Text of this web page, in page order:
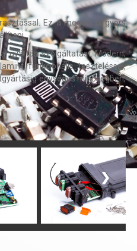
Ez a megoldás gyors
gyártási szolgáltatást. Modern,
funkcionális teszteléssel,
egységes minőségben,
❯